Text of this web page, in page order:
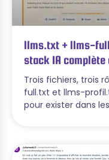
llms.txt + llms-
stack IA complète
Trois fichiers, trois
full.txt et llms-
pour exister dans